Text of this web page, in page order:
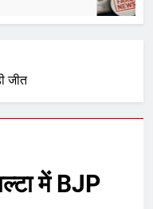
जीत
में BJP